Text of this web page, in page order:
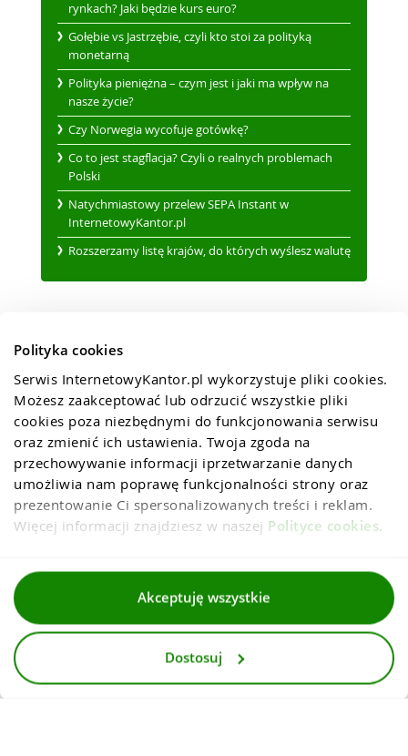
Polityka cookies
Serwis InternetowyKantor.pl wykorzystuje pliki cookies.
Możesz zaakceptować lub odrzucić wszystkie pliki
cookies poza niezbędnymi do funkcjonowania serwisu
oraz zmienić ich ustawienia. Twoja zgoda na
przechowywanie informacji iprzetwarzanie danych
umożliwia nam poprawę funkcjonalności strony oraz
prezentowanie Ci spersonalizowanych treści i reklam.
Więcej informacji znajdziesz w naszej Polityce cookies.
Akceptuję wszystkie
Dostosuj
rynkach? Jaki będzie kurs euro?
Gołębie vs Jastrzębie, czyli kto stoi za polityką
monetarną
Polityka pieniężna – czym jest i jaki ma wpływ na
nasze życie?
Czy Norwegia wycofuje gotówkę?
Co to jest stagflacja? Czyli o realnych problemach
Polski
Natychmiastowy przelew SEPA Instant w
InternetowyKantor.pl
Rozszerzamy listę krajów, do których wyślesz walutę
Regulaminy
Dla mediów